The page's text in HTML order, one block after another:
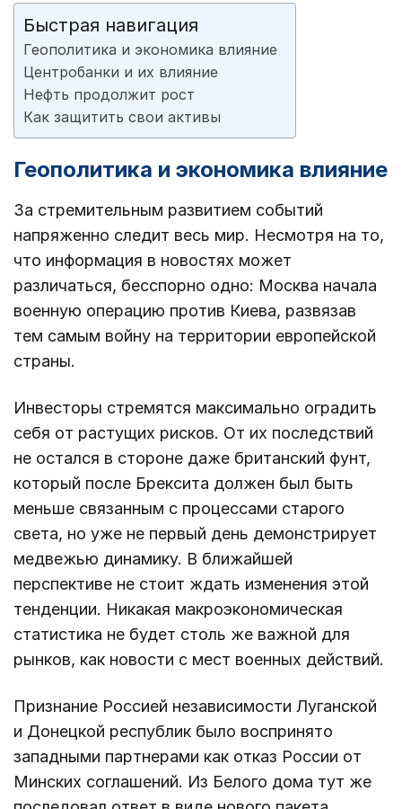
Быстрая навигация
Геополитика и экономика влияние
Центробанки и их влияние
Нефть продолжит рост
Как защитить свои активы
Геополитика и экономика влияние
За стремительным развитием событий
напряженно следит весь мир. Несмотря на то,
что информация в новостях может
различаться, бесспорно одно: Москва начала
военную операцию против Киева, развязав
тем самым войну на территории европейской
страны.
Инвесторы стремятся максимально оградить
себя от растущих рисков. От их последствий
не остался в стороне даже британский фунт,
который после Брексита должен был быть
меньше связанным с процессами старого
света, но уже не первый день демонстрирует
медвежью динамику. В ближайшей
перспективе не стоит ждать изменения этой
тенденции. Никакая макроэкономическая
статистика не будет столь же важной для
рынков, как новости с мест военных действий.
Признание Россией независимости Луганской
и Донецкой республик было воспринято
западными партнерами как отказ России от
Минских соглашений. Из Белого дома тут же